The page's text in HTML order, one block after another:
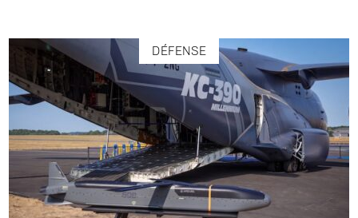
DÉFENSE